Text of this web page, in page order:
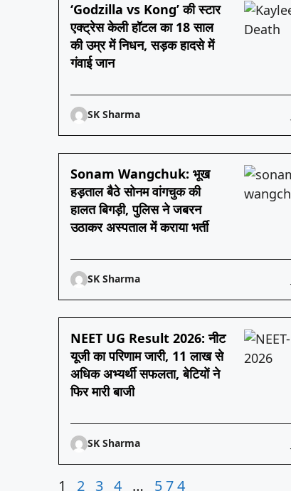
‘Godzilla vs Kong’ की स्टार
एक्ट्रेस केली हॉटल का 18 साल
की उम्र में निधन, सड़क हादसे में
गंवाई जान
SK Sharma
Sonam Wangchuk: भूख
हड़ताल बैठे सोनम वांगचुक की
हालत बिगड़ी, पुलिस ने जबरन
उठाकर अस्पताल में कराया भर्ती
SK Sharma
NEET UG Result 2026: नीट
यूजी का परिणाम जारी, 11 लाख से
अधिक अभ्यर्थी सफलता, बेटियों ने
फिर मारी बाजी
SK Sharma
1 2 3 4 … 574